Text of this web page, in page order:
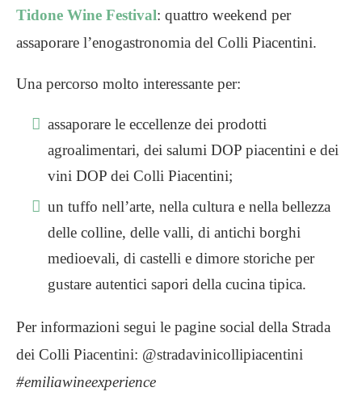
Tidone Wine Festival: quattro weekend per
assaporare l’enogastronomia del Colli Piacentini.
Una percorso molto interessante per:
assaporare le eccellenze dei prodotti
agroalimentari, dei salumi DOP piacentini e dei
vini DOP dei Colli Piacentini;
un tuffo nell’arte, nella cultura e nella bellezza
delle colline, delle valli, di antichi borghi
medioevali, di castelli e dimore storiche per
gustare autentici sapori della cucina tipica.
Per informazioni segui le pagine social della Strada
dei Colli Piacentini: @stradavinicollipiacentini
#emiliawineexperience